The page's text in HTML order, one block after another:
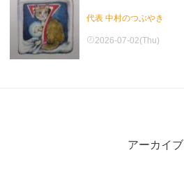
代表 中村のつぶやき
2026-07-02(Thu)
アーカイブ